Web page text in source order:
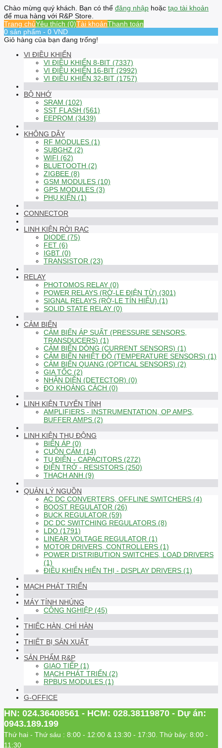
Chào mừng quý khách. Bạn có thể đăng nhập hoặc tạo tài khoản
để mua hàng với R&P Store.
Trang chủYêu thích (0)Tài khoảnThanh toán
0 sản phẩm - 0 VND
Giỏ hàng của bạn đang trống!
VI ĐIỀU KHIỂN
VI ĐIỀU KHIỂN 8-BIT (7337)
VI ĐIỀU KHIỂN 16-BIT (2992)
VI ĐIỀU KHIỂN 32-BIT (1757)
BỘ NHỚ
SRAM (102)
SST FLASH (561)
EEPROM (3439)
KHÔNG DÂY
RF MODULES (1)
SUBGHZ (2)
WIFI (62)
BLUETOOTH (2)
ZIGBEE (8)
GSM MODULES (10)
GPS MODULES (3)
PHỤ KIỆN (1)
CONNECTOR
LINH KIỆN RỜI RẠC
DIODE (75)
FET (6)
IGBT (0)
TRANSISTOR (23)
RELAY
PHOTOMOS RELAY (0)
POWER RELAYS (RỜ-LE ĐIỆN TỪ) (301)
SIGNAL RELAYS (RỜ-LE TÍN HIỆU) (1)
SOLID STATE RELAY (0)
CẢM BIẾN
CẢM BIẾN ÁP SUẤT (PRESSURE SENSORS,
TRANSDUCERS) (1)
CẢM BIẾN DÒNG (CURRENT SENSORS) (1)
CẢM BIẾN NHIỆT ĐỘ (TEMPERATURE SENSORS) (1)
CẢM BIẾN QUANG (OPTICAL SENSORS) (2)
GIA TỐC (2)
NHẬN DIỆN (DETECTOR) (0)
ĐO KHOẢNG CÁCH (0)
LINH KIỆN TUYẾN TÍNH
AMPLIFIERS - INSTRUMENTATION, OP AMPS,
BUFFER AMPS (2)
LINH KIỆN THỤ ĐỘNG
BIẾN ÁP (0)
CUỘN CẢM (14)
TỤ ĐIỆN - CAPACITORS (272)
ĐIỆN TRỞ - RESISTORS (250)
THẠCH ANH (9)
QUẢN LÝ NGUỒN
AC DC CONVERTERS, OFFLINE SWITCHERS (4)
BOOST REGULATOR (26)
BUCK REGULATOR (59)
DC DC SWITCHING REGULATORS (8)
LDO (1791)
LINEAR VOLTAGE REGULATOR (1)
MOTOR DRIVERS, CONTROLLERS (1)
POWER DISTRIBUTION SWITCHES, LOAD DRIVERS
(1)
ĐIỀU KHIỂN HIỂN THỊ - DISPLAY DRIVERS (1)
MẠCH PHÁT TRIỂN
MÁY TÍNH NHÚNG
CÔNG NGHIỆP (45)
THIẾC HÀN, CHÌ HÀN
THIẾT BỊ SẢN XUẤT
SẢN PHẨM R&P
GIAO TIẾP (1)
MẠCH PHÁT TRIỂN (2)
RPBUS MODULES (1)
G-OFFICE
HN: 024.36408561 - HCM: 028.38119870 - Dự án:
0943.189.199
Thứ hai - Thứ sáu : 8:00 - 12:00 & 13:30 - 17:30. Thứ bảy: 8:00 -
11:30